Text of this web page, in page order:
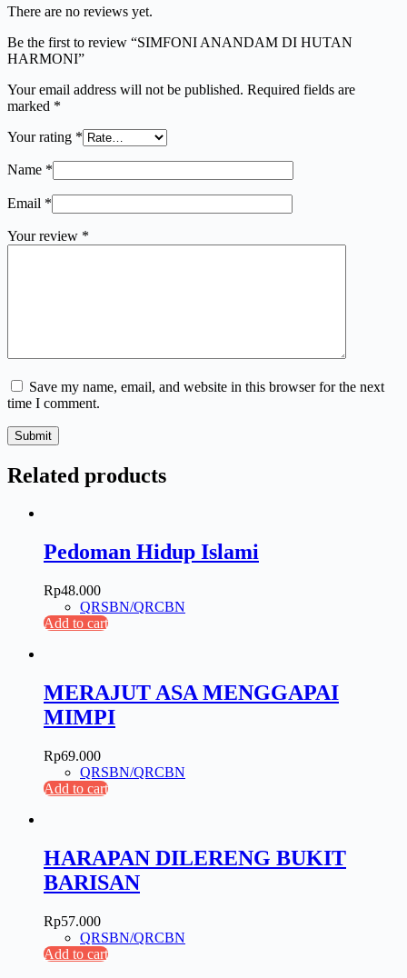
There are no reviews yet.
Be the first to review “SIMFONI ANANDAM DI HUTAN
HARMONI”
Your email address will not be published. Required fields are
marked *
Your rating *
Name *
Email *
Your review *
Save my name, email, and website in this browser for the next
time I comment.
Submit
Related products
Pedoman Hidup Islami
Rp48.000
QRSBN/QRCBN
Add to cart
MERAJUT ASA MENGGAPAI
MIMPI
Rp69.000
QRSBN/QRCBN
Add to cart
HARAPAN DILERENG BUKIT
BARISAN
Rp57.000
QRSBN/QRCBN
Add to cart